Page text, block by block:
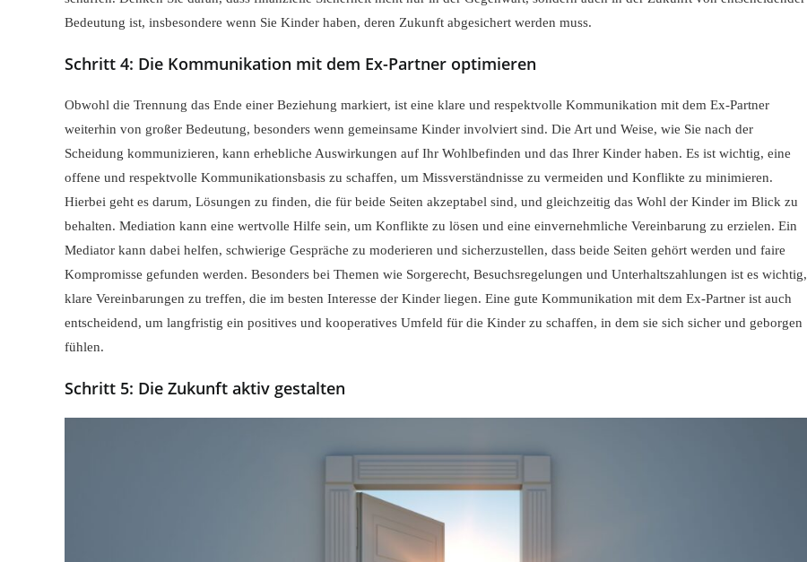
Bedeutung ist, insbesondere wenn Sie Kinder haben, deren Zukunft abgesichert werden muss.
Schritt 4: Die Kommunikation mit dem Ex-Partner optimieren
Obwohl die Trennung das Ende einer Beziehung markiert, ist eine klare und respektvolle Kommunikation mit dem Ex-Partner
weiterhin von großer Bedeutung, besonders wenn gemeinsame Kinder involviert sind. Die Art und Weise, wie Sie nach der
Scheidung kommunizieren, kann erhebliche Auswirkungen auf Ihr Wohlbefinden und das Ihrer Kinder haben. Es ist wichtig, eine
offene und respektvolle Kommunikationsbasis zu schaffen, um Missverständnisse zu vermeiden und Konflikte zu minimieren.
Hierbei geht es darum, Lösungen zu finden, die für beide Seiten akzeptabel sind, und gleichzeitig das Wohl der Kinder im Blick zu
behalten. Mediation kann eine wertvolle Hilfe sein, um Konflikte zu lösen und eine einvernehmliche Vereinbarung zu erzielen. Ein
Mediator kann dabei helfen, schwierige Gespräche zu moderieren und sicherzustellen, dass beide Seiten gehört werden und faire
Kompromisse gefunden werden. Besonders bei Themen wie Sorgerecht, Besuchsregelungen und Unterhaltszahlungen ist es wichtig,
klare Vereinbarungen zu treffen, die im besten Interesse der Kinder liegen. Eine gute Kommunikation mit dem Ex-Partner ist auch
entscheidend, um langfristig ein positives und kooperatives Umfeld für die Kinder zu schaffen, in dem sie sich sicher und geborgen
fühlen.
Schritt 5: Die Zukunft aktiv gestalten